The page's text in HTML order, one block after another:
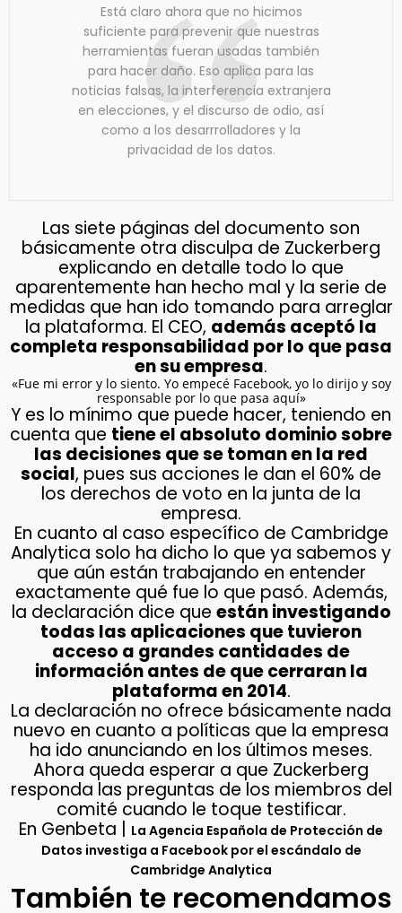
Está claro ahora que no hicimos
suficiente para prevenir que nuestras
herramientas fueran usadas también
para hacer daño. Eso aplica para las
noticias falsas, la interferencia extranjera
en elecciones, y el discurso de odio, así
como a los desarrrolladores y la
privacidad de los datos.
Las siete páginas del documento son
básicamente otra disculpa de Zuckerberg
explicando en detalle todo lo que
aparentemente han hecho mal y la serie de
medidas que han ido tomando para arreglar
la plataforma. El CEO, además aceptó la
completa responsabilidad por lo que pasa
en su empresa.
«Fue mi error y lo siento. Yo empecé Facebook, yo lo dirijo y soy
responsable por lo que pasa aquí»
Y es lo mínimo que puede hacer, teniendo en
cuenta que tiene el absoluto dominio sobre
las decisiones que se toman en la red
social, pues sus acciones le dan el 60% de
los derechos de voto en la junta de la
empresa.
En cuanto al caso específico de Cambridge
Analytica solo ha dicho lo que ya sabemos y
que aún están trabajando en entender
exactamente qué fue lo que pasó. Además,
la declaración dice que están investigando
todas las aplicaciones que tuvieron
acceso a grandes cantidades de
información antes de que cerraran la
plataforma en 2014.
La declaración no ofrece básicamente nada
nuevo en cuanto a políticas que la empresa
ha ido anunciando en los últimos meses.
Ahora queda esperar a que Zuckerberg
responda las preguntas de los miembros del
comité cuando le toque testificar.
En Genbeta |
La Agencia Española de Protección de
Datos investiga a Facebook por el escándalo de
Cambridge Analytica
También te recomendamos